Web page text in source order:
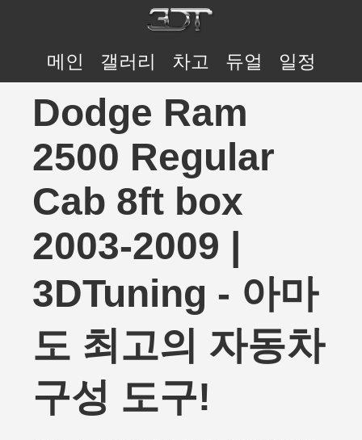
메인 갤러리 차고 듀얼 일정
Dodge Ram
2500 Regular
Cab 8ft box
2003-2009 |
3DTuning - 아마
도 최고의 자동차
구성 도구!